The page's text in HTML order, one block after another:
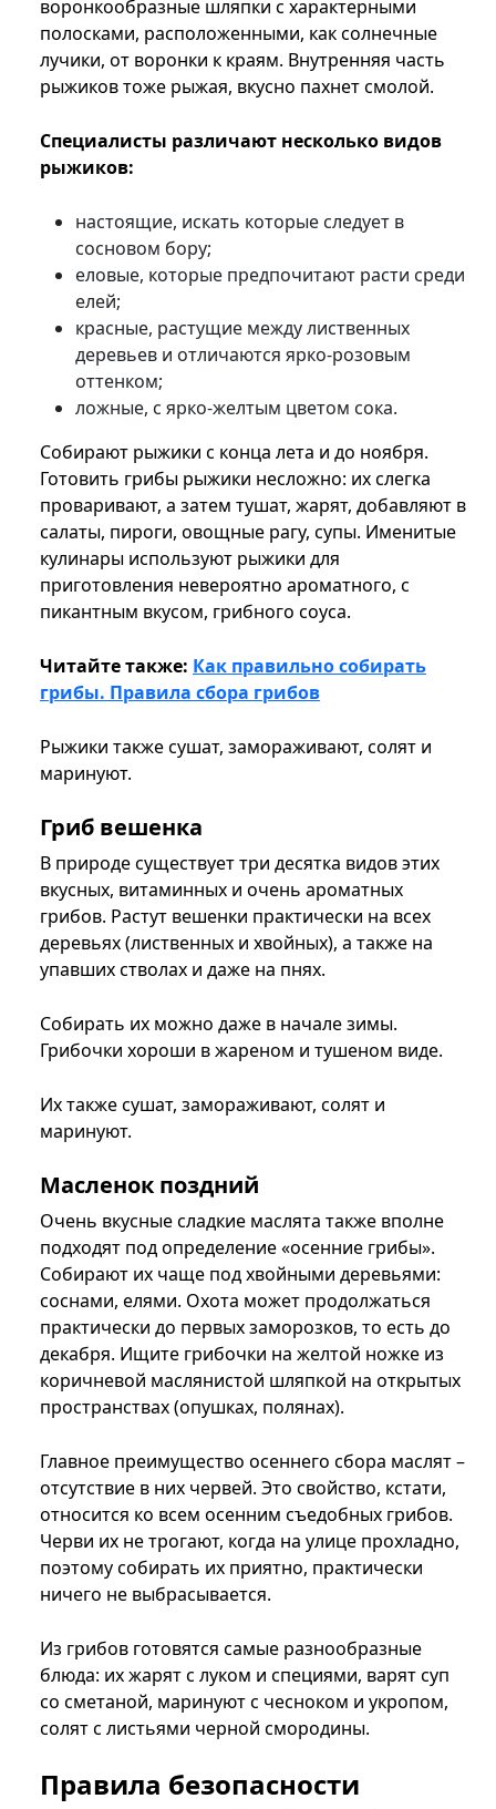
воронкообразные шляпки с характерными
полосками, расположенными, как солнечные
лучики, от воронки к краям. Внутренняя часть
рыжиков тоже рыжая, вкусно пахнет смолой.
Специалисты различают несколько видов
рыжиков:
настоящие, искать которые следует в
сосновом бору;
еловые, которые предпочитают расти среди
елей;
красные, растущие между лиственных
деревьев и отличаются ярко-розовым
оттенком;
ложные, с ярко-желтым цветом сока.
Собирают рыжики с конца лета и до ноября.
Готовить грибы рыжики несложно: их слегка
проваривают, а затем тушат, жарят, добавляют в
салаты, пироги, овощные рагу, супы. Именитые
кулинары используют рыжики для
приготовления невероятно ароматного, с
пикантным вкусом, грибного соуса.
Читайте также: Как правильно собирать
грибы. Правила сбора грибов
Рыжики также сушат, замораживают, солят и
маринуют.
Гриб вешенка
В природе существует три десятка видов этих
вкусных, витаминных и очень ароматных
грибов. Растут вешенки практически на всех
деревьях (лиственных и хвойных), а также на
упавших стволах и даже на пнях.
Собирать их можно даже в начале зимы.
Грибочки хороши в жареном и тушеном виде.
Их также сушат, замораживают, солят и
маринуют.
Масленок поздний
Очень вкусные сладкие маслята также вполне
подходят под определение «осенние грибы».
Собирают их чаще под хвойными деревьями:
соснами, елями. Охота может продолжаться
практически до первых заморозков, то есть до
декабря. Ищите грибочки на желтой ножке из
коричневой маслянистой шляпкой на открытых
пространствах (опушках, полянах).
Главное преимущество осеннего сбора маслят –
отсутствие в них червей. Это свойство, кстати,
относится ко всем осенним съедобных грибов.
Черви их не трогают, когда на улице прохладно,
поэтому собирать их приятно, практически
ничего не выбрасывается.
Из грибов готовятся самые разнообразные
блюда: их жарят с луком и специями, варят суп
со сметаной, маринуют с чесноком и укропом,
солят с листьями черной смородины.
Правила безопасности